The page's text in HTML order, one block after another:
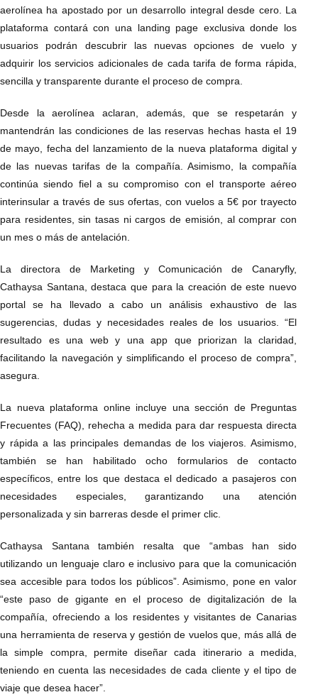
aerolínea ha apostado por un desarrollo integral desde cero. La
plataforma contará con una landing page exclusiva donde los
usuarios podrán descubrir las nuevas opciones de vuelo y
adquirir los servicios adicionales de cada tarifa de forma rápida,
sencilla y transparente durante el proceso de compra.
Desde la aerolínea aclaran, además, que se respetarán y
mantendrán las condiciones de las reservas hechas hasta el 19
de mayo, fecha del lanzamiento de la nueva plataforma digital y
de las nuevas tarifas de la compañía. Asimismo, la compañía
continúa siendo fiel a su compromiso con el transporte aéreo
interinsular a través de sus ofertas, con vuelos a 5€ por trayecto
para residentes, sin tasas ni cargos de emisión, al comprar con
un mes o más de antelación.
La directora de Marketing y Comunicación de Canaryfly,
Cathaysa Santana, destaca que para la creación de este nuevo
portal se ha llevado a cabo un análisis exhaustivo de las
sugerencias, dudas y necesidades reales de los usuarios. “El
resultado es una web y una app que priorizan la claridad,
facilitando la navegación y simplificando el proceso de compra”,
asegura.
La nueva plataforma online incluye una sección de Preguntas
Frecuentes (FAQ), rehecha a medida para dar respuesta directa
y rápida a las principales demandas de los viajeros. Asimismo,
también se han habilitado ocho formularios de contacto
específicos, entre los que destaca el dedicado a pasajeros con
necesidades especiales, garantizando una atención
personalizada y sin barreras desde el primer clic.
Cathaysa Santana también resalta que “ambas han sido
utilizando un lenguaje claro e inclusivo para que la comunicación
sea accesible para todos los públicos”. Asimismo, pone en valor
“este paso de gigante en el proceso de digitalización de la
compañía, ofreciendo a los residentes y visitantes de Canarias
una herramienta de reserva y gestión de vuelos que, más allá de
la simple compra, permite diseñar cada itinerario a medida,
teniendo en cuenta las necesidades de cada cliente y el tipo de
viaje que desea hacer”.